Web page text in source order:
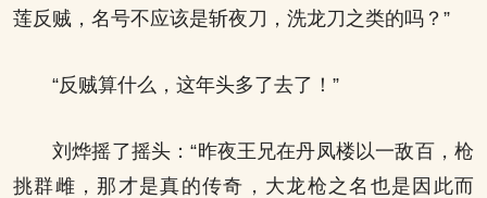
莲反贼，名号不应该是斩夜刀，洗龙刀之类的吗？”
“反贼算什么，这年头多了去了！”
刘烨摇了摇头：“昨夜王兄在丹凤楼以一敌百，枪
挑群雌，那才是真的传奇，大龙枪之名也是因此而